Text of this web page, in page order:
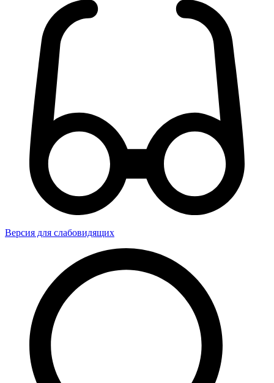
Версия для слабовидящих